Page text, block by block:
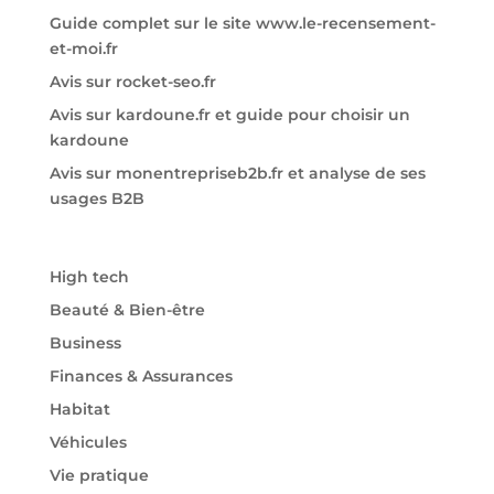
Guide complet sur le site www.le-recensement-
et-moi.fr
Avis sur rocket-seo.fr
Avis sur kardoune.fr et guide pour choisir un
kardoune
Avis sur monentrepriseb2b.fr et analyse de ses
usages B2B
High tech
Beauté & Bien-être
Business
Finances & Assurances
Habitat
Véhicules
Vie pratique